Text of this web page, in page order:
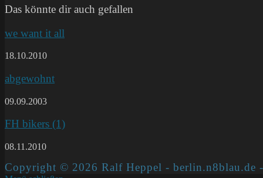
Das könnte dir auch gefallen
we want it all
18.10.2010
abgewohnt
09.09.2003
FH bikers (1)
08.11.2010
Copyright © 2026 Ralf Heppel - berlin.n8blau.de